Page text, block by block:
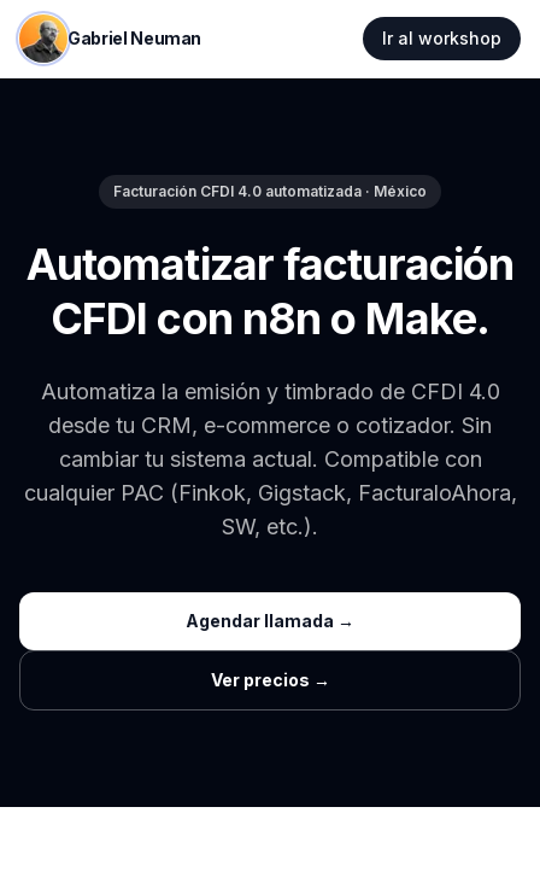
Gabriel Neuman Ir al workshop
Facturación CFDI 4.0 automatizada · México
Automatizar facturación
CFDI con n8n o Make.
Automatiza la emisión y timbrado de CFDI 4.0
desde tu CRM, e-commerce o cotizador. Sin
cambiar tu sistema actual. Compatible con
cualquier PAC (Finkok, Gigstack, FacturaloAhora,
SW, etc.).
Agendar llamada →
Ver precios →